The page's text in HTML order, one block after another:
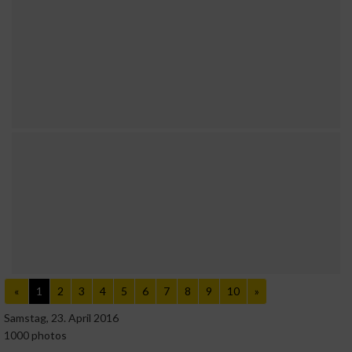
« 1 2 3 4 5 6 7 8 9 10
»
Samstag, 23. April 2016
1000 photos